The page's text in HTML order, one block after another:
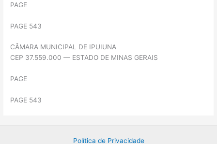
PAGE
PAGE 543
CÂMARA MUNICIPAL DE IPUIUNA
CEP 37.559.000 — ESTADO DE MINAS GERAIS
PAGE
PAGE 543
Política de Privacidade